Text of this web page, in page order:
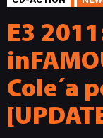
E3
Cole´a